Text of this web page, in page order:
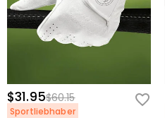
$31.95$60.15
Sportliebhaber